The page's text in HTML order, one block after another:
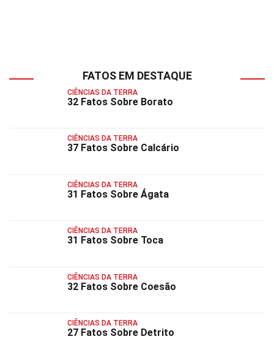
FATOS EM DESTAQUE
CIÊNCIAS DA TERRA
32 Fatos Sobre Borato
CIÊNCIAS DA TERRA
37 Fatos Sobre Calcário
CIÊNCIAS DA TERRA
31 Fatos Sobre Ágata
CIÊNCIAS DA TERRA
31 Fatos Sobre Toca
CIÊNCIAS DA TERRA
32 Fatos Sobre Coesão
CIÊNCIAS DA TERRA
27 Fatos Sobre Detrito